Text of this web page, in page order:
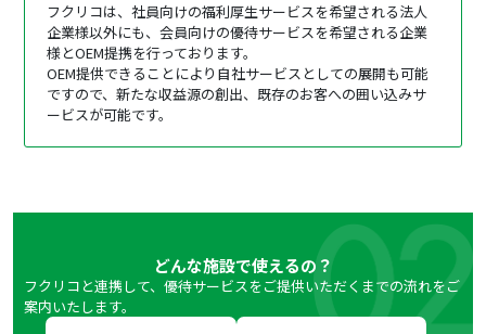
フクリコは、社員向けの福利厚生サービスを希望される法人
企業様以外にも、会員向けの優待サービスを希望される企業
様とOEM提携を行っております。
OEM提供できることにより自社サービスとしての展開も可能
ですので、新たな収益源の創出、既存のお客への囲い込みサ
ービスが可能です。
どんな施設で使えるの？
フクリコと連携して、優待サービスをご提供いただくまでの流れをご
案内いたします。